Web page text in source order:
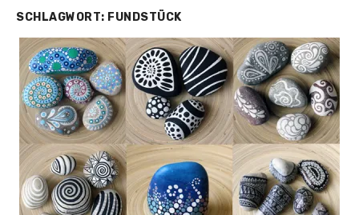
SCHLAGWORT: FUNDSTÜCK